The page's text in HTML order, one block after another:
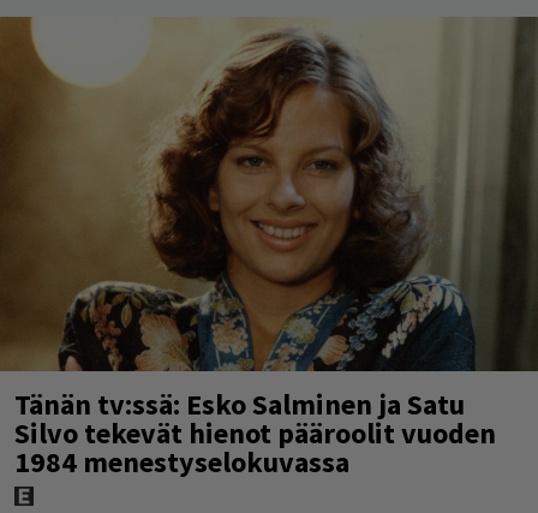
Tänän tv:ssä: Esko Salminen ja Satu
Silvo tekevät hienot pääroolit vuoden
1984 menestyselokuvassa